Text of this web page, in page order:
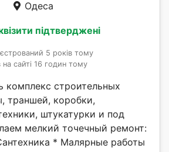
Одеса
підтверджені
5 років тому
на сайті 16 годин тому
комплекс строительных
траншей, коробки,
штукатурки и под
мелкий точечный ремонт:
* Малярные работы